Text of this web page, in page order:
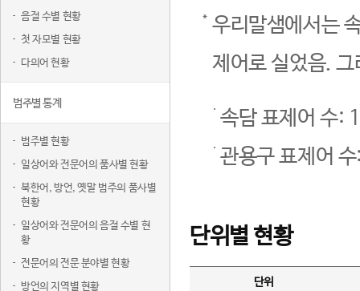
음절 수별 현황
첫 자모별 현황
다의어 현황
범주별 통계
범주별 현황
일상어와 전문어의 품사별 현황
북한어, 방언, 옛말 범주의 품사별
현황
일상어와 전문어의 음절 수별 현
황
전문어의 전문 분야별 현황
방언의 지역별 현황
우리말샘에서는
제어로 실었음.
속담 표제어 수:
관용구 표제어
단위별 현황
단위